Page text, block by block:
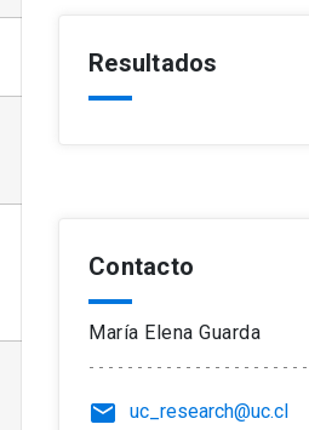
Resultados
Contacto
María Elena Guarda
email uc_research@uc.cl